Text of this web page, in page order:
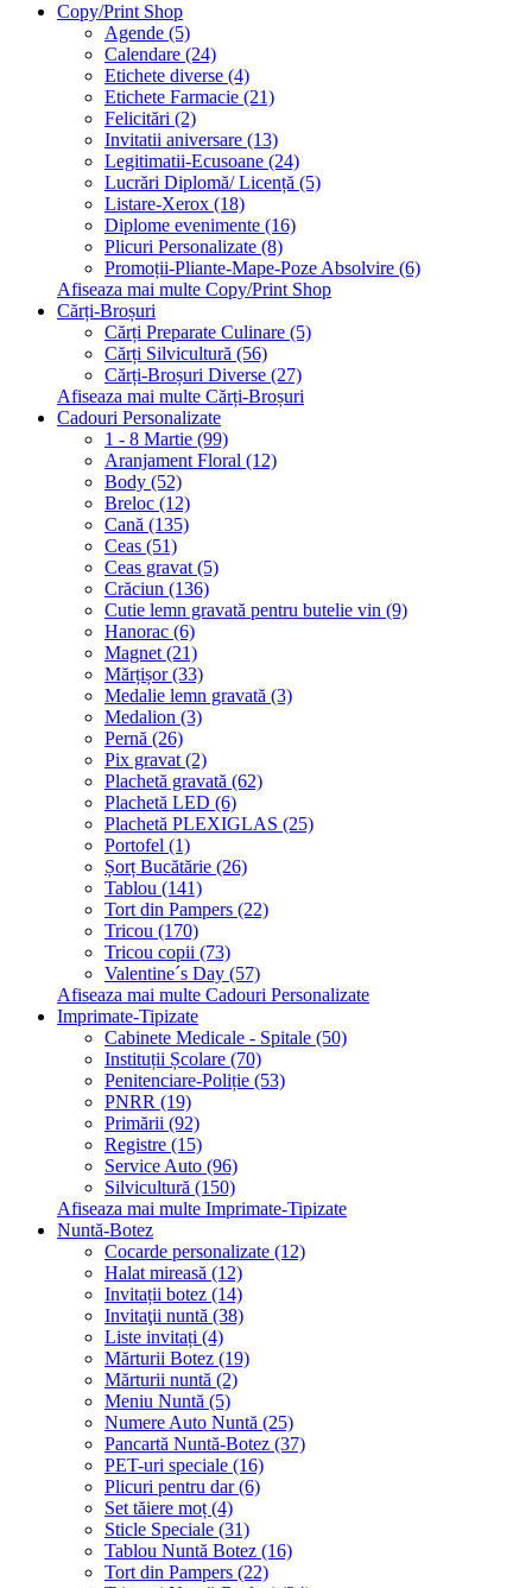
Copy/Print Shop
Agende (5)
Calendare (24)
Etichete diverse (4)
Etichete Farmacie (21)
Felicitări (2)
Invitatii aniversare (13)
Legitimatii-Ecusoane (24)
Lucrări Diplomă/ Licență (5)
Listare-Xerox (18)
Diplome evenimente (16)
Plicuri Personalizate (8)
Promoții-Pliante-Mape-Poze Absolvire (6)
Afiseaza mai multe Copy/Print Shop
Cărți-Broșuri
Cărți Preparate Culinare (5)
Cărți Silvicultură (56)
Cărți-Broșuri Diverse (27)
Afiseaza mai multe Cărți-Broșuri
Cadouri Personalizate
1 - 8 Martie (99)
Aranjament Floral (12)
Body (52)
Breloc (12)
Cană (135)
Ceas (51)
Ceas gravat (5)
Crăciun (136)
Cutie lemn gravată pentru butelie vin (9)
Hanorac (6)
Magnet (21)
Mărțișor (33)
Medalie lemn gravată (3)
Medalion (3)
Pernă (26)
Pix gravat (2)
Plachetă gravată (62)
Plachetă LED (6)
Plachetă PLEXIGLAS (25)
Portofel (1)
Șorț Bucătărie (26)
Tablou (141)
Tort din Pampers (22)
Tricou (170)
Tricou copii (73)
Valentine´s Day (57)
Afiseaza mai multe Cadouri Personalizate
Imprimate-Tipizate
Cabinete Medicale - Spitale (50)
Instituții Școlare (70)
Penitenciare-Poliție (53)
PNRR (19)
Primării (92)
Registre (15)
Service Auto (96)
Silvicultură (150)
Afiseaza mai multe Imprimate-Tipizate
Nuntă-Botez
Cocarde personalizate (12)
Halat mireasă (12)
Invitații botez (14)
Invitaţii nuntă (38)
Liste invitați (4)
Mărturii Botez (19)
Mărturii nuntă (2)
Meniu Nuntă (5)
Numere Auto Nuntă (25)
Pancartă Nuntă-Botez (37)
PET-uri speciale (16)
Plicuri pentru dar (6)
Set tăiere moț (4)
Sticle Speciale (31)
Tablou Nuntă Botez (16)
Tort din Pampers (22)